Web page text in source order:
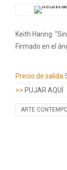
Keith Haring.
Firmado en el
Precio de salida
>> PUJAR AQUÍ
ARTE